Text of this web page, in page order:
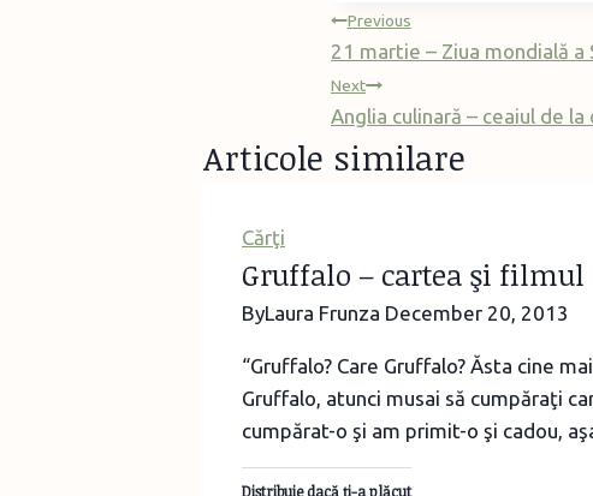
Post
navigation
Previous
21 martie – Ziua mondială a
Next
Anglia culinară – ceaiul de la
Articole similare
Cărţi
Gruffalo – cartea şi filmul
ByLaura Frunza December 20, 2013
“Gruffalo? Care Gruffalo? Ăsta cine
Gruffalo, atunci musai să cumpăraţi
cumpărat-o şi am primit-o şi cadou,
Distribuie dacă ţi-a plăcut